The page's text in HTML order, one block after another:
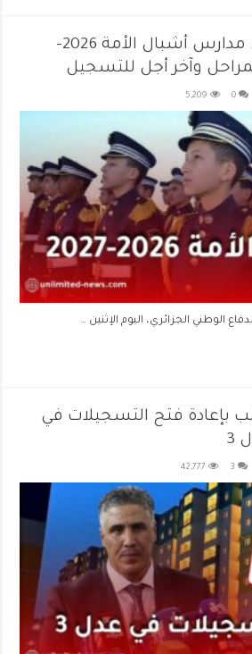
فتح التسجيل في مدارس أشبال الأمة 2026-
0
5,209
الوطني الجزائري، اليوم الإثنين …
بإعادة فتح التسجيلات في
3
3
42,777